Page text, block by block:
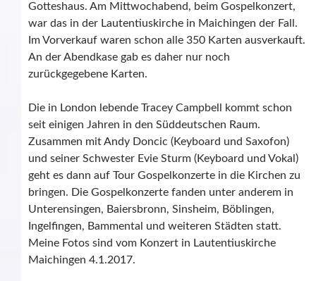
Gotteshaus. Am Mittwochabend, beim Gospelkonzert,
war das in der Lautentiuskirche in Maichingen der Fall.
Im Vorverkauf waren schon alle 350 Karten ausverkauft.
An der Abendkase gab es daher nur noch
zurückgegebene Karten.
Die in London lebende Tracey Campbell kommt schon
seit einigen Jahren in den Süddeutschen Raum.
Zusammen mit Andy Doncic (Keyboard und Saxofon)
und seiner Schwester Evie Sturm (Keyboard und Vokal)
geht es dann auf Tour Gospelkonzerte in die Kirchen zu
bringen. Die Gospelkonzerte fanden unter anderem in
Unterensingen, Baiersbronn, Sinsheim, Böblingen,
Ingelfingen, Bammental und weiteren Städten statt.
Meine Fotos sind vom Konzert in Lautentiuskirche
Maichingen 4.1.2017.